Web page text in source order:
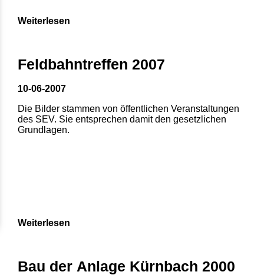
Weiterlesen
Feldbahntreffen 2007
10-06-2007
Die Bilder stammen von öffentlichen Veranstaltungen
des SEV. Sie entsprechen damit den gesetzlichen
Grundlagen.
Weiterlesen
Bau der Anlage Kürnbach 2000